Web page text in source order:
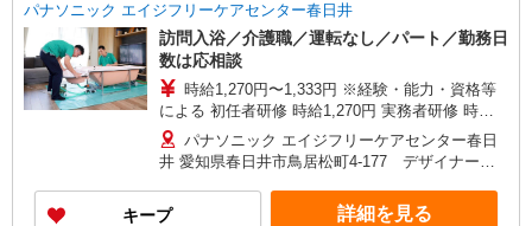
パナソニック エイジフリーケアセンター春日井
訪問入浴／介護職／運転なし／パート／勤務日
数は応相談
時給1,270円〜1,333円 ※経験・能力・資格等
による 初任者研修 時給1,270円 実務者研修 時給
1,270円 介護福祉士 時給1,333円 ※サービス提供8
件目以降〜1,000円/件 手当あり ※一律処遇改善加
算含む 〇時間外勤務手当 〇土日祝勤務手当 〇無
事故無違反表彰金 〇年末年始勤務手当
パナソニック エイジフリーケアセンター春日
井 愛知県春日井市鳥居松町4-177 デザイナーズ
キープ 詳細を見る